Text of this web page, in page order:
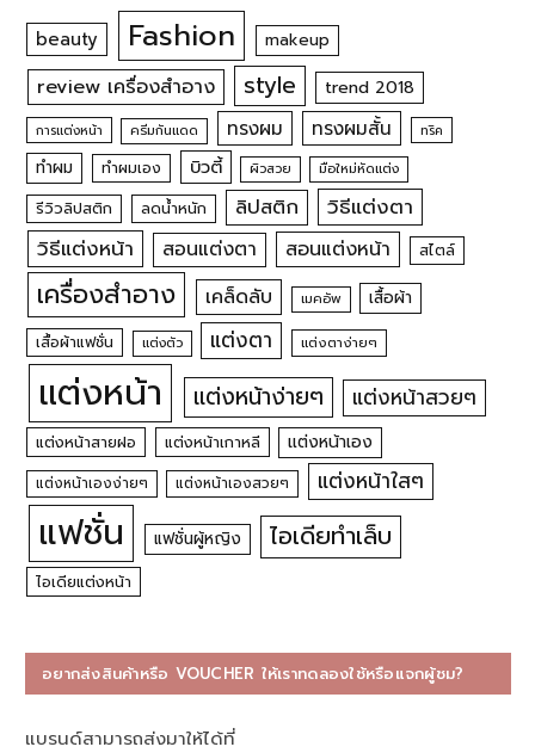
beauty Fashion makeup
review เครื่องสำอาง style trend 2018
การแต่งหน้า ครีมกันแดด ทรงผม ทรงผมสั้น ทริค
ทำผม ทำผมเอง บิวตี้ ผิวสวย มือใหม่หัดแต่ง
รีวิวลิปสติก ลดน้ำหนัก ลิปสติก
วิธีแต่งตา
วิธีแต่งหน้า
สอนแต่งตา สอนแต่งหน้า สไตล์
เครื่องสำอาง เคล็ดลับ เมคอัพ เสื้อผ้า
เสื้อผ้าแฟชั่น แต่งตัว แต่งตา แต่งตาง่ายๆ
แต่งหน้า แต่งหน้าง่ายๆ แต่งหน้าสวยๆ
แต่งหน้าสายฝอ แต่งหน้าเกาหลี แต่งหน้าเอง
แต่งหน้าเองง่ายๆ แต่งหน้าเองสวยๆ แต่งหน้าใสๆ
แฟชั่น แฟชั่นผู้หญิง ไอเดียทำเล็บ
ไอเดียแต่งหน้า
อยากส่งสินค้าหรือ VOUCHER ให้เราทดลองใช้หรือแจกผู้ชม?
แบรนด์สามารถส่งมาให้ได้ที่